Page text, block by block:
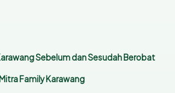
Sebelum dan Sesudah Berobat
Family Karawang